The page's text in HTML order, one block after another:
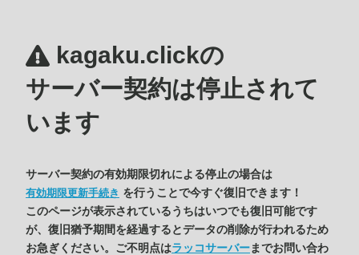
kagaku.clickの
サーバー契約は停止されて
います
サーバー契約の有効期限切れによる停止の場合は
有効期限更新手続き を行うことで今すぐ復旧できます！
このページが表示されているうちはいつでも復旧可能です
が、復旧猶予期間を経過するとデータの削除が行われるため
お急ぎください。ご不明点はラッコサーバーまでお問い合わ